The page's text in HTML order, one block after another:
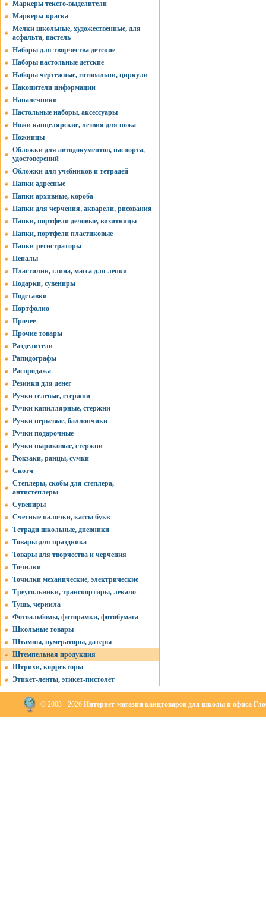
Маркеры тексто-выделители
Маркеры-краска
Мелки школьные, художественные, для
асфальта, пастель
Наборы для творчества детские
Наборы настольные детские
Наборы чертежные, готовальни, циркули
Накопители информации
Напалечники
Настольные наборы, аксессуары
Ножи канцелярские, лезвия для ножа
Ножницы
Обложки для автодокументов, паспорта,
удостоверений
Обложки для учебников и тетрадей
Папки адресные
Папки архивные, короба
Папки для черчения, акварели, рисования
Папки, портфели деловые, визитницы
Папки, портфели пластиковые
Папки-регистраторы
Пеналы
Пластилин, глина, масса для лепки
Подарки, сувениры
Подставки
Портфолио
Прочее
Прочие товары
Разделители
Рапидографы
Распродажа
Резинки для денег
Ручки гелевые, стержни
Ручки капиллярные, стержни
Ручки перьевые, баллончики
Ручки подарочные
Ручки шариковые, стержни
Рюкзаки, ранцы, сумки
Скотч
Степлеры, скобы для степлера,
антистеплеры
Сувениры
Счетные палочки, кассы букв
Тетради школьные, дневники
Товары для праздника
Товары для творчества и черчения
Точилки
Точилки механические, электрические
Треугольники, транспортиры, лекало
Тушь, чернила
Фотоальбомы, фоторамки, фотобумага
Школьные товары
Штампы, нумераторы, датеры
Штемпельная продукция
Штрихи, корректоры
Этикет-ленты, этикет-пистолет
© 2003 - 2026 Интернет-магазин канцтоваров для школы и офиса